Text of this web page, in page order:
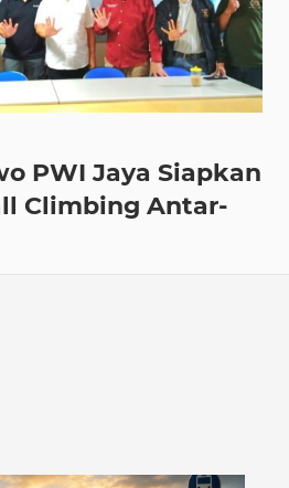
PWI Jaya Siapkan
Climbing Antar-